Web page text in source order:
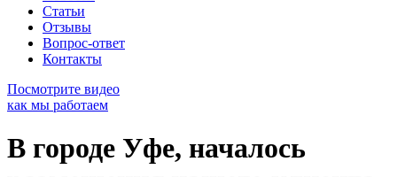
Статьи
Отзывы
Вопрос-ответ
Контакты
Посмотрите видео
как мы работаем
В городе Уфе, началось